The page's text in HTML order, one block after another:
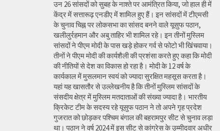
उन 26 सांसदों को सुबह के नाश्ते पर आमंत्रित किया, जो हाल ही में
केंद्र में सत्तारूढ़ एनडीए में शामिल हुए हैं। इन सांसदों में टीएमसी
के चुनाव चिह्न पर लोकसभा का सांसद बनने वाले यूसुफ पठान,
खलीलुर्रहमान और अबु ताहिर भी शामिल रहे। इन तीनों मुस्लिम
सांसदों ने पीएम मोदी के पास खड़े होकर गर्व से फोटो भी खिंचवाया।
तीनों ने पीएम मोदी की कार्यशैली की प्रशंसा करते हुए कहा कि मोदी
की नीतियों से देश का विकास हो रहा है। मोदी के 12 वर्ष के
कार्यकाल में मुसलमान स्वयं को ज्यादा सुरक्षित महसूस करता है।
यहां यह खासतौर से उल्लेखनीय है कि तीनों मुस्लिम सांसदों के
संसदीय क्षेत्र में मुस्लिम मतदाताओं की संख्या ज्यादा है। भारतीय
क्रिकेट टीम के सदस्य रहे यूसुफ पठान ने तो अपने गृह प्रदेश
गुजरात को छोड़कर पश्चिम बंगाल की बहरामपुर सीट से चुनाव लड़ा
था। पठान ने वर्ष 2024 में इस सीट से कांग्रेस के उम्मीदवार अधीर